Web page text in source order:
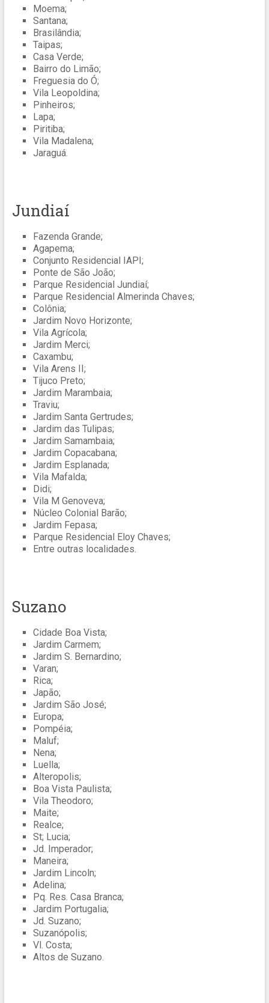
Moema;
Santana;
Brasilândia;
Taipas;
Casa Verde;
Bairro do Limão;
Freguesia do Ó;
Vila Leopoldina;
Pinheiros;
Lapa;
Piritiba;
Vila Madalena;
Jaraguá.
Jundiaí
Fazenda Grande;
Agapema;
Conjunto Residencial IAPI;
Ponte de São João;
Parque Residencial Jundiaí;
Parque Residencial Almerinda Chaves;
Colônia;
Jardim Novo Horizonte;
Vila Agrícola;
Jardim Merci;
Caxambu;
Vila Arens II;
Tijuco Preto;
Jardim Marambaia;
Traviu;
Jardim Santa Gertrudes;
Jardim das Tulipas;
Jardim Samambaia;
Jardim Copacabana;
Jardim Esplanada;
Vila Mafalda;
Didi;
Vila M Genoveva;
Núcleo Colonial Barão;
Jardim Fepasa;
Parque Residencial Eloy Chaves;
Entre outras localidades.
Suzano
Cidade Boa Vista;
Jardim Carmem;
Jardim S. Bernardino;
Varan;
Rica;
Japão;
Jardim São José;
Europa;
Pompéia;
Maluf;
Nena;
Luella;
Alteropolis;
Boa Vista Paulista;
Vila Theodoro;
Maite;
Realce;
St; Lucia;
Jd. Imperador;
Maneira;
Jardim Lincoln;
Adelina;
Pq. Res. Casa Branca;
Jardim Portugalia;
Jd. Suzano;
Suzanópolis;
Vl. Costa;
Altos de Suzano.